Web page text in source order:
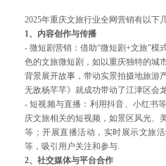
2025年重庆文旅行业全网营销有以下
1、内容创作与传播
- 微短剧营销：借助“微短剧+文旅”模
色的文旅微短剧，如以重庆独特的城
背景展开故事，带动实景拍摄地旅游
无敌杨芊芊》就成功带动了江津区会
- 短视频与直播：利用抖音、小红书
庆文旅相关的短视频，如景区风光、
等；开展直播活动，实时展示文旅
等，吸引用户关注和参与.
2、社交媒体与平台合作